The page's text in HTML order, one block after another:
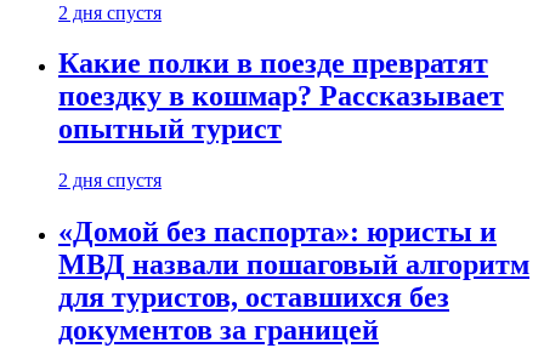
2 дня спустя
Какие полки в поезде превратят
поездку в кошмар? Рассказывает
опытный турист
2 дня спустя
«Домой без паспорта»: юристы и
МВД назвали пошаговый алгоритм
для туристов, оставшихся без
документов за границей